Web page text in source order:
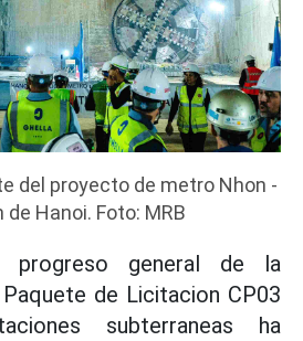
del proyecto de metro Nhon -
de Hanoi. Foto: MRB
progreso general de la
de Licitacion CP03
subterraneas ha